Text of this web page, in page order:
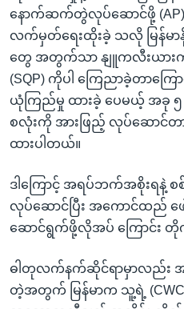
နောက်ဆက်တွဲလုပ်ဆောင်ဖို့
လက်မှတ်ရေးထိုးခဲ့ သလို မြန်မာနို
တွေ အတွက်သာ နျူကလီးယားကို
(SQP) ကိုပါ ကြေညာခဲ့တာကြ
ယုံကြည်မှု ထားခဲ့ ပေမယ့် အခု
စလုံးကို အားဖြည့် လုပ်ဆောင်တ
ထားပါတယ်။
ဒါကြောင့် အရပ်ဘက်အစိုးရနဲ့ စ
လုပ်ဆောင်ပြီး အကောင်ထည် ဖ
ဆောင်ရွက်ဖို့လိုအပ် ကြောင်း တို
ဓါတုလက်နက်ဆိုင်ရာမှာလည်း အ
တဲ့အတွက် မြန်မာက သူ့ရဲ့